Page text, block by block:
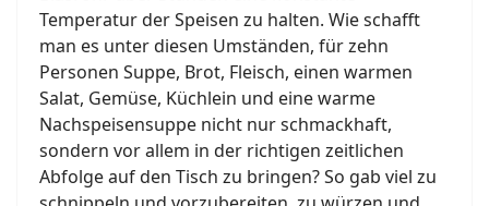
Temperatur der Speisen zu halten. Wie schafft
man es unter diesen Umständen, für zehn
Personen Suppe, Brot, Fleisch, einen warmen
Salat, Gemüse, Küchlein und eine warme
Nachspeisensuppe nicht nur schmackhaft,
sondern vor allem in der richtigen zeitlichen
Abfolge auf den Tisch zu bringen? So gab viel zu